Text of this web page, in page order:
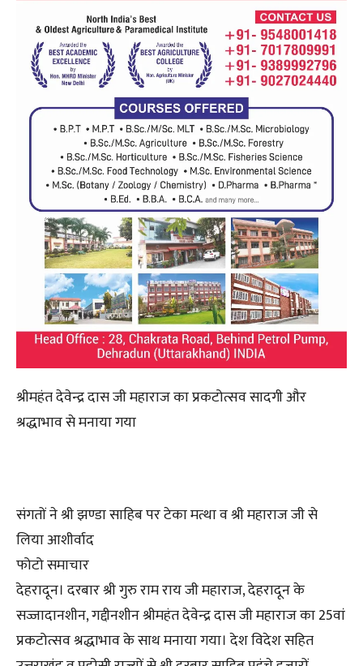
श्रीमहंत देवेन्द्र दास जी महाराज का प्रकटोत्सव सादगी और
श्रद्धाभाव से मनाया गया
संगतों ने श्री झण्डा साहिब पर टेका मत्था व श्री महाराज जी से
लिया आशीर्वाद
फोटो समाचार
देहरादून। दरबार श्री गुरु राम राय जी महाराज, देहरादून के
सज्जादानशीन, गद्दीनशीन श्रीमहंत देवेन्द्र दास जी महाराज का 25वां
प्रकटोत्सव श्रद्धाभाव के साथ मनाया गया। देश विदेश सहित